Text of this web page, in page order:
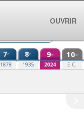
7e
1878
8e
1935
9e
2024
10e
E.C.
OUVRIR